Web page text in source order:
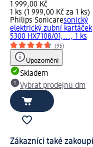
1 999,00 Kč
1 ks (1 999,00 Kč za 1 ks)
Philips Sonicaresonický
elektrický zubní kartáček
5300 HX7108/01,..., 1 ks
(95)
Upozornění
Skladem
Vybrat prodejnu dm
Zákazníci také